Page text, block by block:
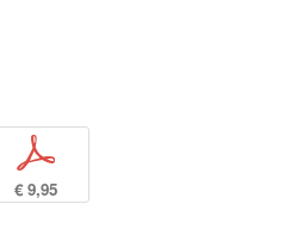
p
€ 9,95